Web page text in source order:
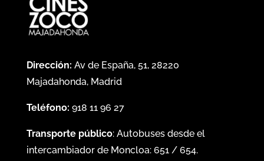
Dirección: Av de España, 51, 28220
Majadahonda, Madrid
Teléfono: 918 11 96 27
Transporte público: Autobuses desde el
intercambiador de Moncloa: 651/ 654.